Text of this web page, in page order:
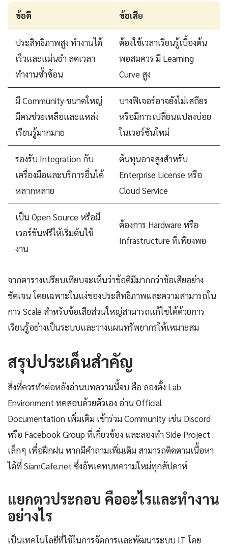
ข้อดี ข้อเสีย
ประสิทธิภาพสูง ทำงานได้
เร็วและแม่นยำ ลดเวลา
ทำงานซ้ำซ้อน
ต้องใช้เวลาเรียนรู้เบื้องต้น
พอสมควร มี Learning
Curve สูง
มี Community ขนาดใหญ่
มีคนช่วยเหลือและแหล่ง
เรียนรู้มากมาย
บางฟีเจอร์อาจยังไม่เสถียร
หรือมีการเปลี่ยนแปลงบ่อย
ในเวอร์ชันใหม่
รองรับ Integration กับ
เครื่องมือและบริการอื่นได้
หลากหลาย
ต้นทุนอาจสูงสำหรับ
Enterprise License หรือ
Cloud Service
เป็น Open Source หรือมี
เวอร์ชันฟรีให้เริ่มต้นใช้
งาน
ต้องการ Hardware หรือ
Infrastructure ที่เพียงพอ
จากตารางเปรียบเทียบจะเห็นว่าข้อดีมีมากกว่าข้อเสียอย่าง
ชัดเจน โดยเฉพาะในแง่ของประสิทธิภาพและความสามารถใน
การ Scale สำหรับข้อเสียส่วนใหญ่สามารถแก้ไขได้ด้วยการ
เรียนรู้อย่างเป็นระบบและวางแผนทรัพยากรให้เหมาะสม
สรุปประเด็นสำคัญ
สิ่งที่ควรทำต่อหลังอ่านบทความนี้จบ คือ ลองตั้ง Lab
Environment ทดสอบด้วยตัวเอง อ่าน Official
Documentation เพิ่มเติม เข้าร่วม Community เช่น Discord
หรือ Facebook Group ที่เกี่ยวข้อง และลองทำ Side Project
เล็กๆ เพื่อฝึกฝน หากมีคำถามเพิ่มเติม สามารถติดตามเนื้อหา
ได้ที่ SiamCafe.net ซึ่งอัพเดทบทความใหม่ทุกสัปดาห์
แยกตวประกอบ คืออะไรและทำงาน
อย่างไร
เป็นเทคโนโลยีที่ใช้ในการจัดการและพัฒนาระบบ IT โดย